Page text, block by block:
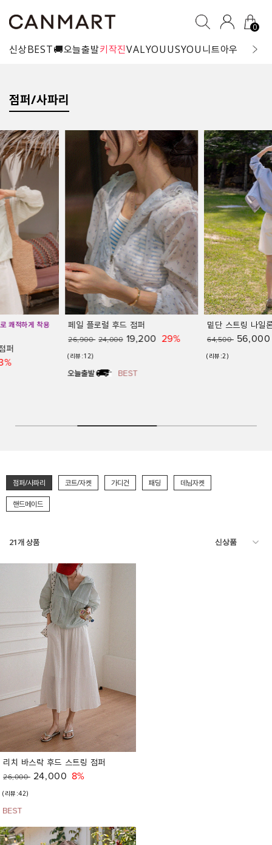
0
신상BEST🚚오늘출발키작진VALYOUUSYOU니트아우터 블라
점퍼/사파리
페일 플로럴 후드 점퍼
19,200 29%
밑단 스트링 나일론 바스락 점퍼
64,500 56,00013%
점퍼/사파리 코트/자켓 가디건 패딩 데님자켓
핸드메이드
21개 상품
리치 바스락 후드 스트링 점퍼
26,000 24,000 8%
(리뷰:42)